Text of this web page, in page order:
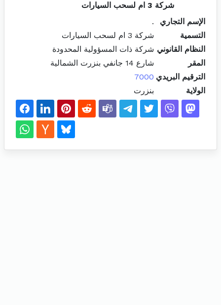
شركة 3 ام لسحب السيارات
الإسم التجاري
.
التسمية
شركة 3 ام لسحب السيارات
النظام القانوني شركة ذات المسؤولية المحدودة
المقر
شارع 14 جانفي بنزرت الشمالية
الترقيم البريدي 7000
الولاية
بنزرت